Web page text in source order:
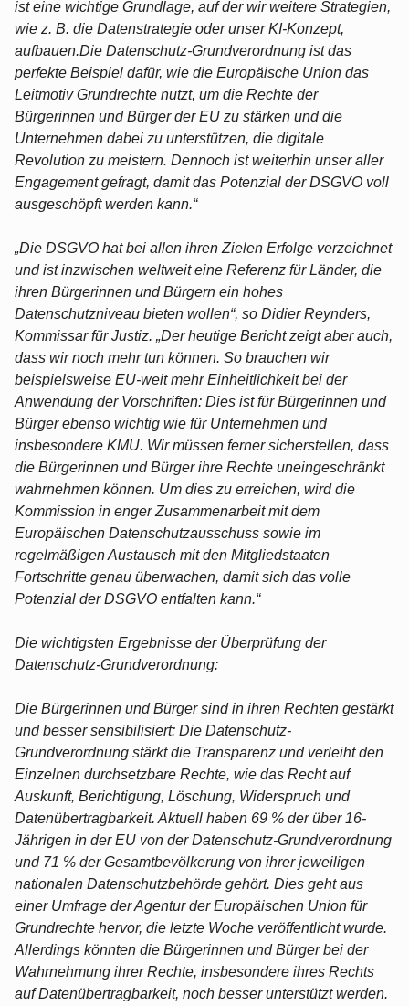
ist eine wichtige Grundlage, auf der wir weitere Strategien,
wie z. B. die Datenstrategie oder unser KI-Konzept,
aufbauen.Die Datenschutz-Grundverordnung ist das
perfekte Beispiel dafür, wie die Europäische Union das
Leitmotiv Grundrechte nutzt, um die Rechte der
Bürgerinnen und Bürger der EU zu stärken und die
Unternehmen dabei zu unterstützen, die digitale
Revolution zu meistern. Dennoch ist weiterhin unser aller
Engagement gefragt, damit das Potenzial der DSGVO voll
ausgeschöpft werden kann.“
„Die DSGVO hat bei allen ihren Zielen Erfolge verzeichnet
und ist inzwischen weltweit eine Referenz für Länder, die
ihren Bürgerinnen und Bürgern ein hohes
Datenschutzniveau bieten wollen“, so Didier Reynders,
Kommissar für Justiz. „Der heutige Bericht zeigt aber auch,
dass wir noch mehr tun können. So brauchen wir
beispielsweise EU-weit mehr Einheitlichkeit bei der
Anwendung der Vorschriften: Dies ist für Bürgerinnen und
Bürger ebenso wichtig wie für Unternehmen und
insbesondere KMU. Wir müssen ferner sicherstellen, dass
die Bürgerinnen und Bürger ihre Rechte uneingeschränkt
wahrnehmen können. Um dies zu erreichen, wird die
Kommission in enger Zusammenarbeit mit dem
Europäischen Datenschutzausschuss sowie im
regelmäßigen Austausch mit den Mitgliedstaaten
Fortschritte genau überwachen, damit sich das volle
Potenzial der DSGVO entfalten kann.“
Die wichtigsten Ergebnisse der Überprüfung der
Datenschutz-Grundverordnung:
Die Bürgerinnen und Bürger sind in ihren Rechten gestärkt
und besser sensibilisiert: Die Datenschutz-
Grundverordnung stärkt die Transparenz und verleiht den
Einzelnen durchsetzbare Rechte, wie das Recht auf
Auskunft, Berichtigung, Löschung, Widerspruch und
Datenübertragbarkeit. Aktuell haben 69 % der über 16-
Jährigen in der EU von der Datenschutz-Grundverordnung
und 71 % der Gesamtbevölkerung von ihrer jeweiligen
nationalen Datenschutzbehörde gehört. Dies geht aus
einer Umfrage der Agentur der Europäischen Union für
Grundrechte hervor, die letzte Woche veröffentlicht wurde.
Allerdings könnten die Bürgerinnen und Bürger bei der
Wahrnehmung ihrer Rechte, insbesondere ihres Rechts
auf Datenübertragbarkeit, noch besser unterstützt werden.